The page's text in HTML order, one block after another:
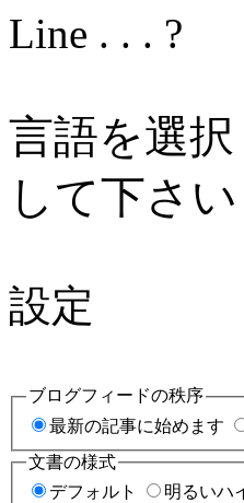
Line . . . ?
言語を選択
して下さい
設定
ブログフィードの秩序
最新の記事に始めます
文書の様式
デフォルト
明るいハ